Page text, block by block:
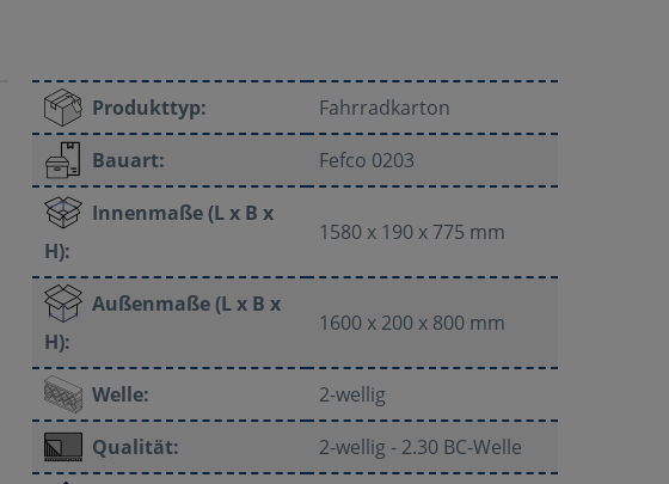
Produkttyp:
Fahrradkarton
Bauart:
Fefco 0203
Innenmaße (L x B x
H):
1580 x 190 x 775 mm
Außenmaße (L x B x
H):
1600 x 200 x 800 mm
Welle:
2-wellig
Qualität:
2-wellig - 2.30 BC-Welle